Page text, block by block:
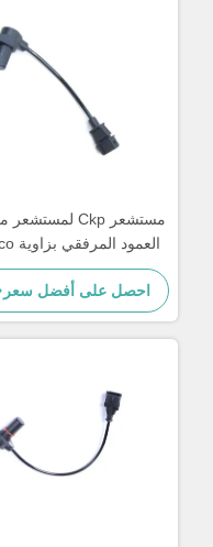
مستشعر Ckp لمستشعر موضع
العمود المرفقي بزاوية Iveco
500306772 82017874
162916
احصل على أفضل سعر